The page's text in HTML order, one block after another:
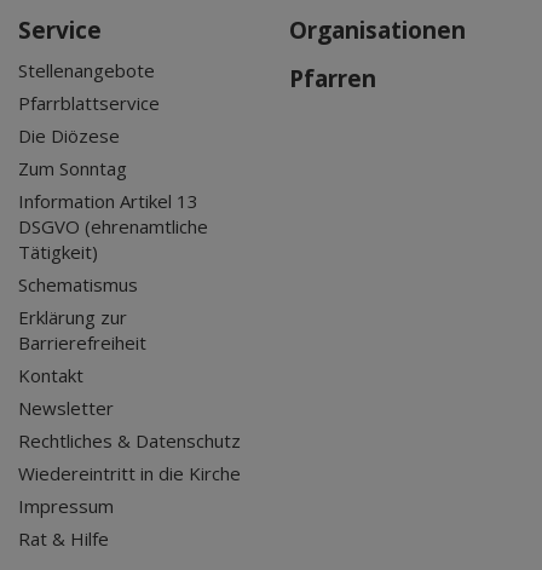
Service
Stellenangebote
Pfarrblattservice
Die Diözese
Zum Sonntag
Information Artikel 13
DSGVO (ehrenamtliche
Tätigkeit)
Schematismus
Erklärung zur
Barrierefreiheit
Kontakt
Newsletter
Rechtliches & Datenschutz
Wiedereintritt in die Kirche
Impressum
Rat & Hilfe
Organisationen
Pfarren